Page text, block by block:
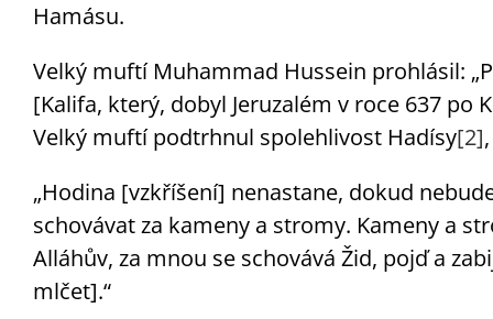
Hamásu.
Velký muftí Muhammad Hussein prohlásil:
[Kalifa, který, dobyl Jeruzalém v roce 637 po
Velký muftí podtrhnul spolehlivost Hadísy[2]
„Hodina [vzkříšení] nenastane, dokud
schovávat za kameny a stromy. Kameny a
Alláhův, za mnou se schovává Žid, pojď a
mlčet].“